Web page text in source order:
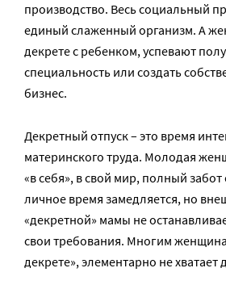
производство. Весь социальный
единый слаженный организм. А
декрете с ребенком, успевают
специальность или создать
бизнес.
Декретный отпуск – это время
материнского труда. Молодая
«в себя», в свой мир, полный забот
личное время замедляется, но
«декретной» мамы не
свои требования. Многим
декрете», элементарно не хватает